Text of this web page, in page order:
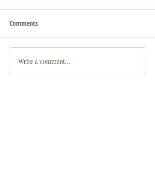
Comments
Write a comment...